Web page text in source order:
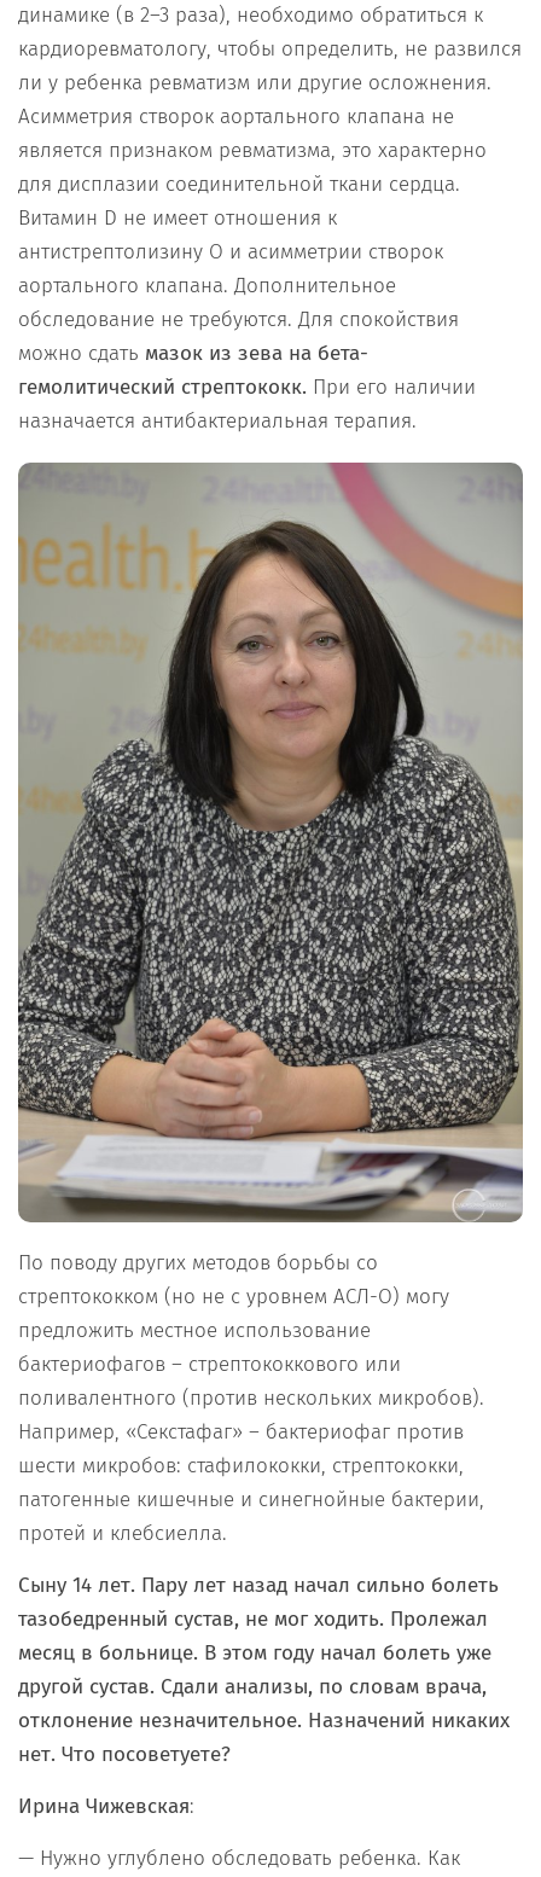
динамике (в 2–3 раза), необходимо обратиться к
кардиоревматологу, чтобы определить, не развился
ли у ребенка ревматизм или другие осложнения.
Асимметрия створок аортального клапана не
является признаком ревматизма, это характерно
для дисплазии соединительной ткани сердца.
Витамин D не имеет отношения к
антистрептолизину О и асимметрии створок
аортального клапана. Дополнительное
обследование не требуются. Для спокойствия
можно сдать мазок из зева на бета-
гемолитический стрептококк. При его наличии
назначается антибактериальная терапия.
По поводу других методов борьбы со
стрептококком (но не с уровнем АСЛ-О) могу
предложить местное использование
бактериофагов – стрептококкового или
поливалентного (против нескольких микробов).
Например, «Секстафаг» – бактериофаг против
шести микробов: стафилококки, стрептококки,
патогенные кишечные и синегнойные бактерии,
протей и клебсиелла.
Сыну 14 лет. Пару лет назад начал сильно болеть
тазобедренный сустав, не мог ходить. Пролежал
месяц в больнице. В этом году начал болеть уже
другой сустав. Сдали анализы, по словам врача,
отклонение незначительное. Назначений никаких
нет. Что посоветуете?
Ирина Чижевская:
— Нужно углублено обследовать ребенка. Как